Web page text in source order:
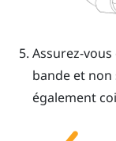
Assurez-
bande et non
également